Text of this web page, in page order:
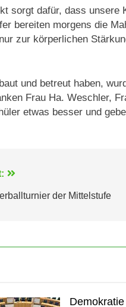
sorgt dafür, dass unsere
bereiten morgens die
zur körperlichen
und betreut haben,
Frau Ha. Weschler,
etwas besser und
der Mittelstufe